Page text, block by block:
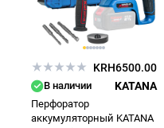
KRH6500.00
В наличии KATANA
Перфоратор
аккумуляторный KATANA